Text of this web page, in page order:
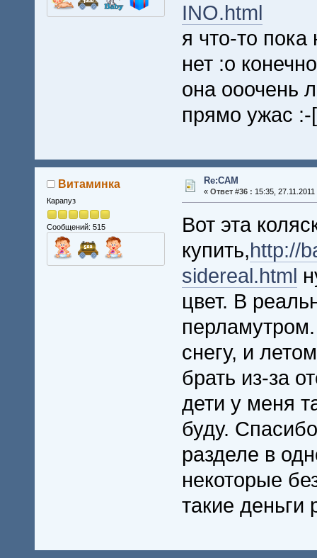
INO.html
я что-то
нет :o
она ооочень
прямо ужас :-[
Витаминка
Карапуз
Сообщений: 515
Re:CAM
« Ответ #36 : 15:35, 27.11.2011
Вот эта
купить,http://
sidereal.html
цвет. В
снегу, и
брать из-за
дети у меня
буду.
разделе в
некоторые
такие деньги